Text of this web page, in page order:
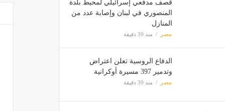
قصف مدفعي إسرائيلي لمحيط بلدة
المنصوري في لبنان وإصابة عدد من
المنازل
مصر منذ 39 دقيقة
الدفاع الروسية تعلن اعتراض
وتدمير 397 مسيرة أوكرانية
مصر منذ 39 دقيقة